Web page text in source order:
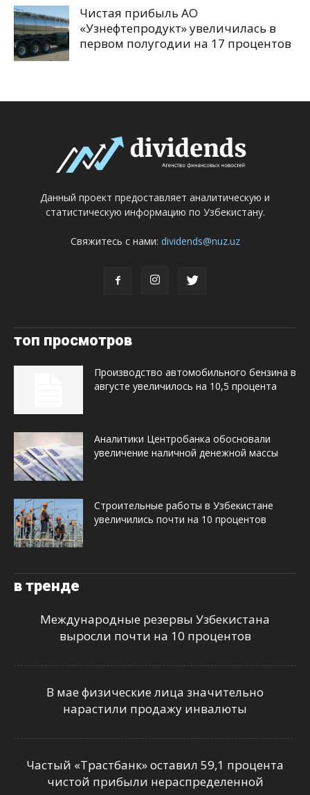
Чистая прибыль АО
«Узнефтепродукт» увеличилась в
первом полугодии на 17 процентов
Данный проект предоставляет аналитическую и
статистическую информацию по Узбекистану.
Свяжитесь с нами: dividends@nuz.uz
топ просмотров
Производство автомобильного бензина в
августе увеличилось на 10,5 процента
Аналитики Центробанка обосновали
увеличение наличной денежной массы
Строительные работы в Узбекистане
увеличились почти на 10 процентов
в тренде
Международные резервы Узбекистана
выросли почти на 10 процентов
В мае физические лица значительно
нарастили продажу инвалюты
Частый «Трастбанк» оставил 59,1 процента
чистой прибыли нераспределенной